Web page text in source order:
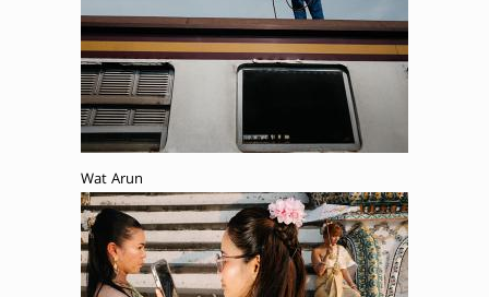
Wat Arun